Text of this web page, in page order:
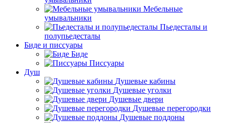
Мебельные
умывальники
Пьедесталы и
полупьедесталы
Биде и писсуары
Биде
Писсуары
Душ
Душевые кабины
Душевые уголки
Душевые двери
Душевые перегородки
Душевые поддоны